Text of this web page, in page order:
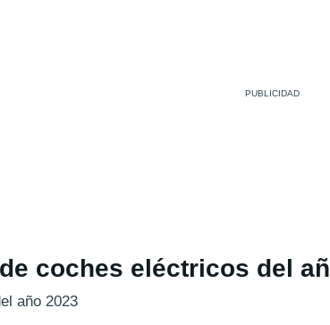
coches eléctricos del
año 2023